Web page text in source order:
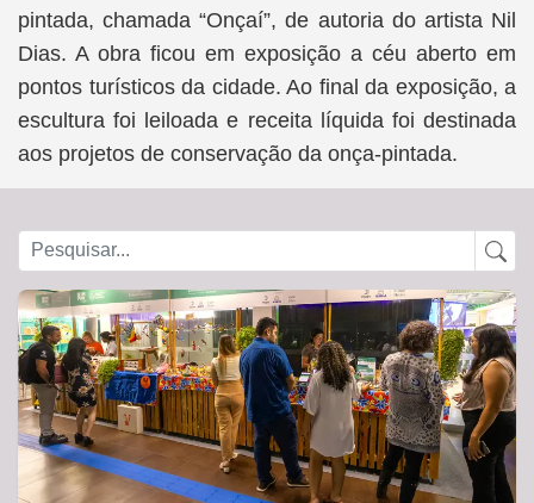
pintada, chamada “Onçaí”, de autoria do artista Nil
Dias. A obra ficou em exposição a céu aberto em
pontos turísticos da cidade. Ao final da exposição, a
escultura foi leiloada e receita líquida foi destinada
aos projetos de conservação da onça-pintada.